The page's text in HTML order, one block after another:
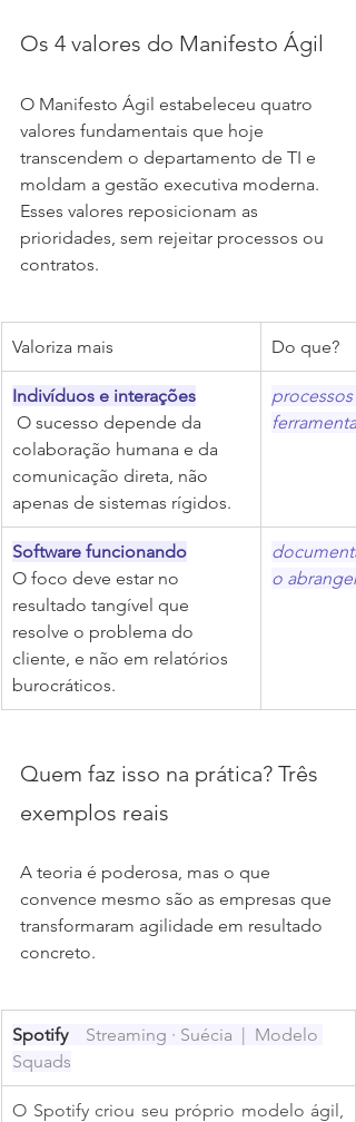
Os 4 valores do Manifesto Ágil
O Manifesto Ágil estabeleceu quatro
valores fundamentais que hoje
transcendem o departamento de TI e
moldam a gestão executiva moderna.
Esses valores reposicionam as
prioridades, sem rejeitar processos ou
contratos.
Valoriza mais Do que?
Indivíduos e interações
colaboração humana e da
comunicação direta, não
apenas de sistemas rígidos.
processos
ferramentas
Software funcionando
O foco deve estar no
resultado tangível que
resolve o problema do
cliente, e não em relatórios
burocráticos.
o
Quem faz isso na prática? Três
exemplos reais
A teoria é poderosa, mas o que
convence mesmo são as empresas que
transformaram agilidade em resultado
concreto.
Spotify
Streaming · Suécia  |  Modelo
Squads
O Spotify criou seu próprio modelo ágil,